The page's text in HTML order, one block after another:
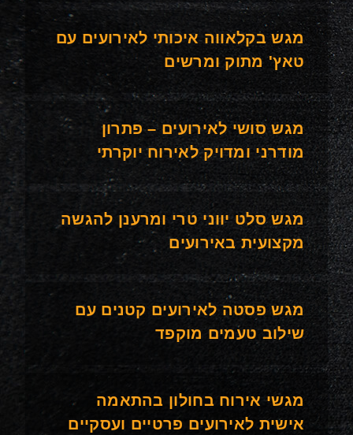
מגש בקלאווה איכותי לאירועים עם
טאץ' מתוק ומרשים
מגש סושי לאירועים – פתרון
מודרני ומדויק לאירוח יוקרתי
מגש סלט יווני טרי ומרענן להגשה
מקצועית באירועים
מגש פסטה לאירועים קטנים עם
שילוב טעמים מוקפד
מגשי אירוח בחולון בהתאמה
אישית לאירועים פרטיים ועסקיים